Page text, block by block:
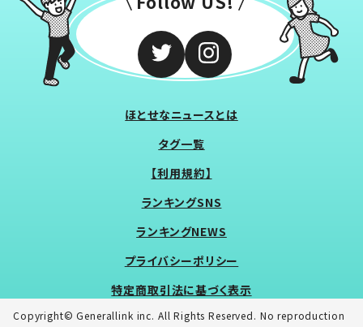
ほとせなニュースとは
タグ一覧
【利用規約】
ランキングSNS
ランキングNEWS
プライバシーポリシー
特定商取引法に基づく表示
Copyright© Generallink inc. All Rights Reserved. No reproduction